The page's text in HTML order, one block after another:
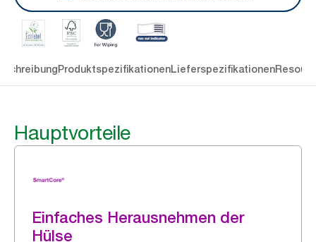
ProduktspezifikationenLieferspezifikationen
Hauptvorteile
Einfaches Herausnehmen der
Hülse